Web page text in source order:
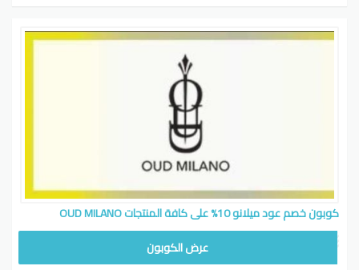
كوبون خصم عود ميلانو 10% على كافة المنتجات OUD MILANO
عرض الكوبون